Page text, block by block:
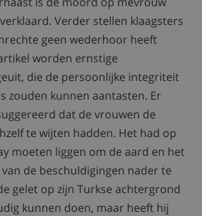
Verder stellen klaagsters
geen wederhoor heeft
worden ernstige
die de persoonlijke integriteit
zouden kunnen aantasten. Er
dat de vrouwen de
te wijten hadden. Het had op
moeten liggen om de aard en het
de beschuldigingen nader te
gelet op zijn Turkse achtergrond
kunnen doen, maar heeft hij